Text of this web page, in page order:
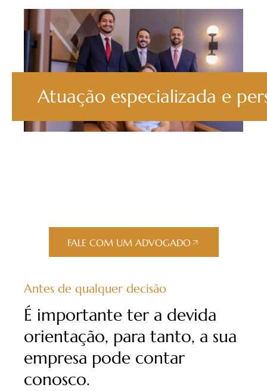
Atuação especializada e
FALE COM UM ADVOGADO
Antes de qualquer decisão
É importante ter a devida
orientação, para tanto, a sua
empresa pode contar
conosco.